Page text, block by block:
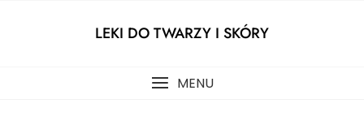
LEKI DO TWARZY I SKÓRY
MENU